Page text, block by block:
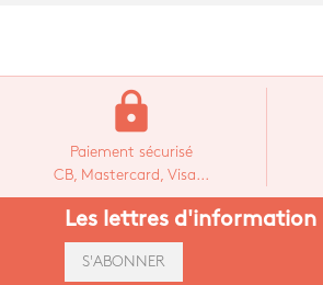
lock
Paiement sécurisé
CB, Mastercard, Visa...
Les lettres d'information
S'ABONNER